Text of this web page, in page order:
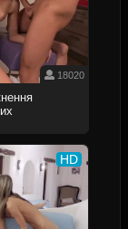
18020
HD